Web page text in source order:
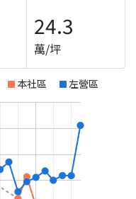
24.3
萬/坪
本社區 左營區